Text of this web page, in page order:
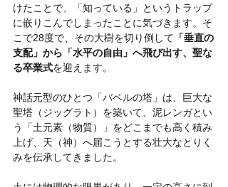
けたことで、「知っている」というトラップ
に嵌りこんでしまったことに気づきます。そ
こで28度で、その大樹を切り倒して 「垂直の
支配」から「水平の自由」へ飛び出す、聖な
る卒業式を迎えます。
神話元型のひとつ「バベルの塔」は、巨大な
聖塔（ジッグラト）を築いて、泥レンガとい
う「土元素（物質）」をどこまでも高く積み
上げ、天（神）へ届こうとする壮大なとりく
みを伝承してきました。